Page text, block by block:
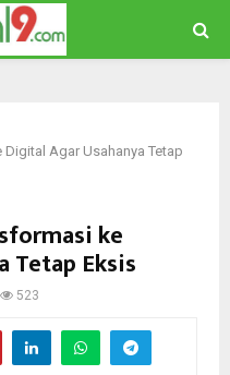
Agar Usahanya Tetap
ke
Tetap Eksis
523